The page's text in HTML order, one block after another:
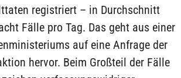
registriert – in Durchschnitt
Fälle pro Tag. Das geht aus einer
auf eine Anfrage der
hervor. Beim Großteil der Fälle